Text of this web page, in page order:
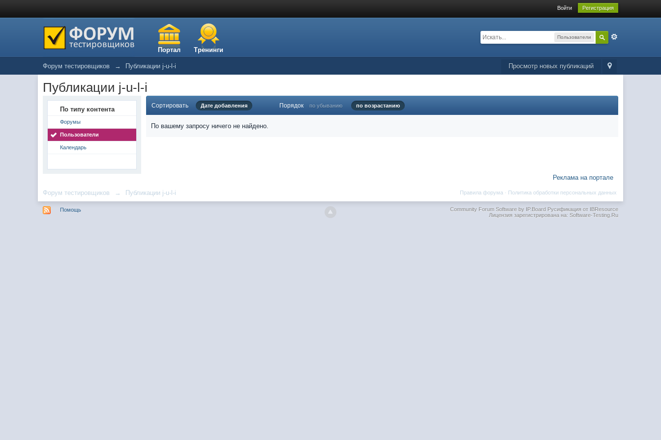
Войти Регистрация
Портал Тренинги
Пользователи
Просмотр новых публикаций
Форум тестировщиков → Публикации j-u-l-i
Публикации j-u-l-i
По типу контента
Форумы
Пользователи
Календарь
Сортировать Дате добавления Порядок по убыванию по возрастанию
По вашему запросу ничего не найдено.
Реклама на портале
Форум тестировщиков → Публикации j-u-l-i Политика обработки персональных данных
Правила форума ·
Помощь Community Forum Software by IP.BoardРусификация от IBResource
Лицензия зарегистрирована на: Software-Testing.Ru